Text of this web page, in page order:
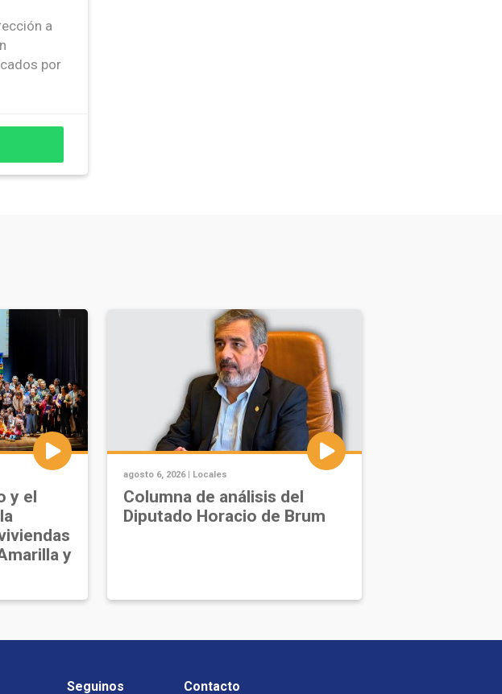
a
por
y el
y
agosto 6, 2026 | Locales
Columna de análisis del
Diputado Horacio de Brum
Seguinos Contacto